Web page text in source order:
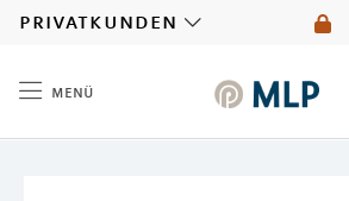
privatkunden
menü